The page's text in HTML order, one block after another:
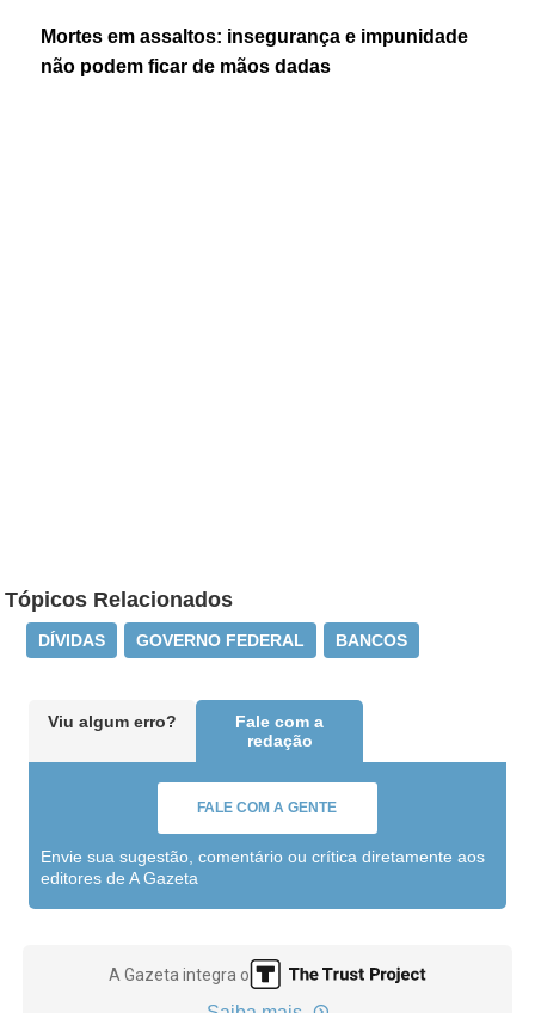
Mortes em assaltos: insegurança e impunidade
não podem ficar de mãos dadas
Tópicos Relacionados
DÍVIDAS GOVERNO FEDERAL BANCOS
Viu algum erro?
Fale com a
redação
FALE COM A GENTE
Envie sua sugestão, comentário ou crítica diretamente aos
editores de A Gazeta
A Gazeta integra o